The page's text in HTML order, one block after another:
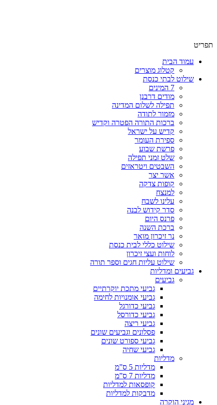
תפריט
עמוד הבית
קטלוג מוצרים
שילוט לבתי כנסת
7 המינים
מודים דרבנן
תפילה לשלום המדינה
מזמור לתודה
ברכות התורה הפטרה וקדיש
קדיש על ישראל
ספירת העומר
פרשת שבוע
שלט זמני תפילה
השבטים ויטראזים
אשר יצר
קופות צדקה
למנצח
עלינו לשבח
סדר קידוש לבנה
פרנס היום
ברכת השנה
נר זיכרון מואר
שילוט כללי לבית כנסת
לוחות ועצי זיכרון
שילוט עליות חגים וספר תורה
גביעים ומדליות
גביעים
גביעי מתכת יוקרתיים
גביעי אומנויות לחימה
גביעי כדורגל
גביעי כדורסל
גביעי ריצה
פסלונים וגביעים שונים
גביעי ספורט שונים
גביעי שחיה
מדליות
מדליות 5 ס”מ
מדליות 7 ס”מ
קופסאות למדליות
מדבקות למדליות
מגיני הוקרה